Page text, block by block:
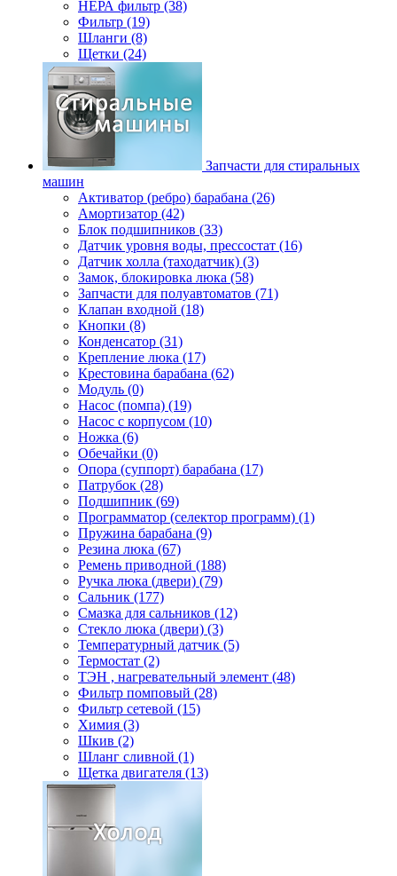
НЕРА фильтр (38)
Фильтр (19)
Шланги (8)
Щетки (24)
Запчасти для стиральных
машин
Активатор (ребро) барабана (26)
Амортизатор (42)
Блок подшипников (33)
Датчик уровня воды, прессостат (16)
Датчик холла (таходатчик) (3)
Замок, блокировка люка (58)
Запчасти для полуавтоматов (71)
Клапан входной (18)
Кнопки (8)
Конденсатор (31)
Крепление люка (17)
Крестовина барабана (62)
Модуль (0)
Насос (помпа) (19)
Насос c корпусом (10)
Ножка (6)
Обечайки (0)
Опора (суппорт) барабана (17)
Патрубок (28)
Подшипник (69)
Программатор (селектор программ) (1)
Пружина барабана (9)
Резина люка (67)
Ремень приводной (188)
Ручка люка (двери) (79)
Сальник (177)
Смазка для сальников (12)
Стекло люка (двери) (3)
Температурный датчик (5)
Термостат (2)
ТЭН , нагревательный элемент (48)
Фильтр помповый (28)
Фильтр сетевой (15)
Химия (3)
Шкив (2)
Шланг сливной (1)
Щетка двигателя (13)